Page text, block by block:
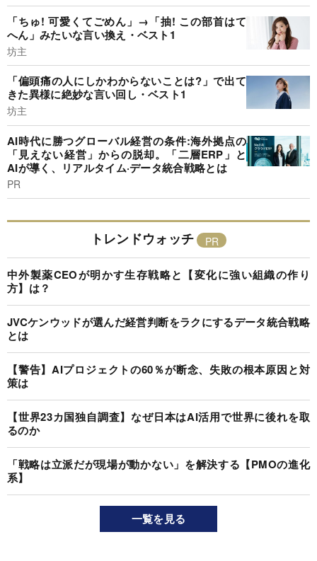
「ちゅ! 可愛くてごめん」→「抽! この部首はて
へん」みたいな言い換え・ベスト1
坊主
「偏頭痛の人にしかわからないことは?」で出て
きた異様に絶妙な言い回し・ベスト1
坊主
AI時代に勝つグローバル経営の条件:海外拠点の
「見えない経営」からの脱却。「二層ERP」と
AIが導く、リアルタイム·データ統合戦略とは
PR
トレンドウォッチ
中外製薬CEOが明かす生存戦略と【変化に強い組織の作り
方】は？
JVCケンウッドが選んだ経営判断をラクにするデータ統合戦略
とは
【警告】AIプロジェクトの60％が断念、失敗の根本原因と対
策は
【世界23カ国独自調査】なぜ日本はAI活用で世界に後れを取
るのか
「戦略は立派だが現場が動かない」を解決する【PMOの進化
系】
一覧を見る